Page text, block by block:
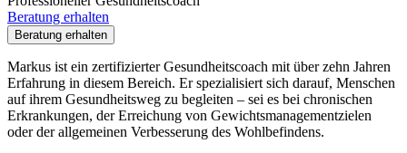
Beratung erhalten
Beratung erhalten
Markus ist ein zertifizierter Gesundheitscoach mit über zehn Jahren
Erfahrung in diesem Bereich. Er spezialisiert sich darauf, Menschen
auf ihrem Gesundheitsweg zu begleiten – sei es bei chronischen
Erkrankungen, der Erreichung von Gewichtsmanagementzielen
oder der allgemeinen Verbesserung des Wohlbefindens.